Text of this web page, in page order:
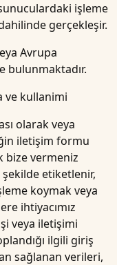
işleme
gerçekleşir.
Avrupa
bulunmaktadır.
ve kullanimi
olarak veya
iletişim formu
bize vermeniz
etiketlenir,
koymak veya
ihtiyacımız
veya iletişimi
ilgili giriş
sağlanan verileri,